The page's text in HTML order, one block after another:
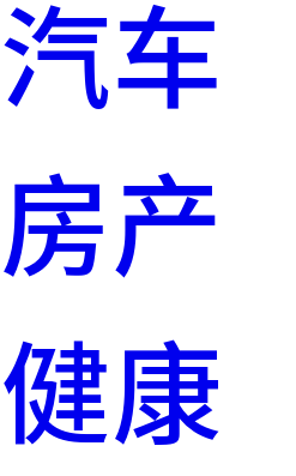
汽车
房产
健康